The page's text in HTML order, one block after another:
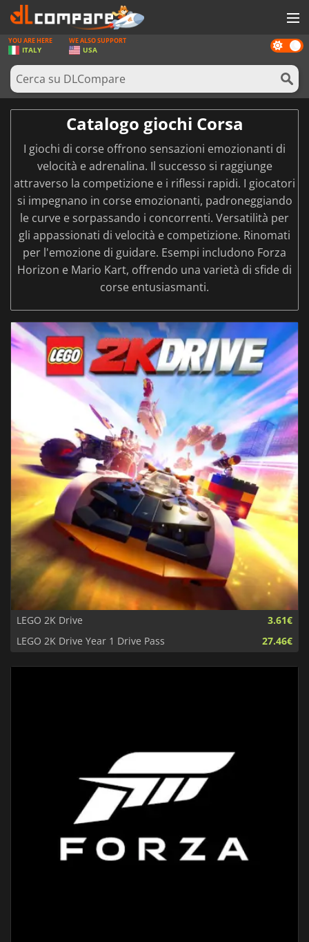
GIOCHI
PREPAGATE
SOFTWARE
HARDWARE
NOTIZIE
ACCEDI O REGISTRATI
Dark
mode
YOU ARE HERE
ITALY
WE ALSO SUPPORT
USA
Catalogo giochi Corsa
I giochi di corse offrono sensazioni emozionanti di
velocità e adrenalina. Il successo si raggiunge
attraverso la competizione e i riflessi rapidi. I giocatori
si impegnano in corse emozionanti, padroneggiando
le curve e sorpassando i concorrenti. Versatilità per
gli appassionati di velocità e competizione. Rinomati
per l'emozione di guidare. Esempi includono Forza
Horizon e Mario Kart, offrendo una varietà di sfide di
corse entusiasmanti.
LEGO 2K Drive
3.61€
LEGO 2K Drive Year 1 Drive Pass
27.46€